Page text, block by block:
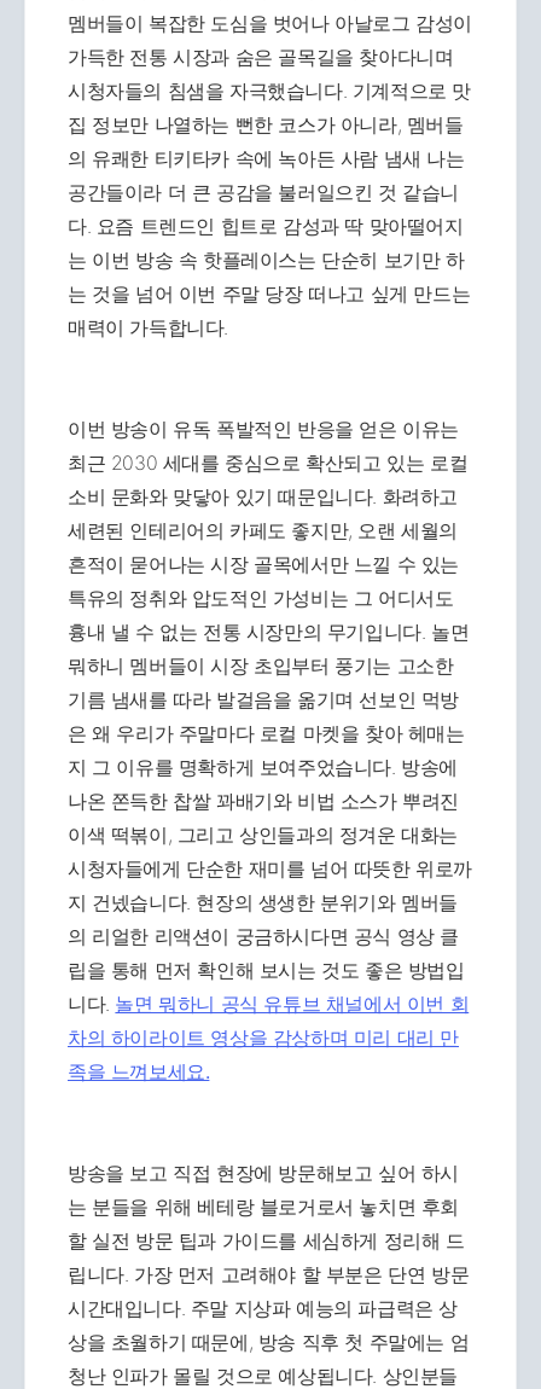
멤버들이 복잡한 도심을 벗어나 아날로그 감성이
가득한 전통 시장과 숨은 골목길을 찾아다니며
시청자들의 침샘을 자극했습니다. 기계적으로 맛
집 정보만 나열하는 뻔한 코스가 아니라, 멤버들
의 유쾌한 티키타카 속에 녹아든 사람 냄새 나는
공간들이라 더 큰 공감을 불러일으킨 것 같습니
다. 요즘 트렌드인 힙트로 감성과 딱 맞아떨어지
는 이번 방송 속 핫플레이스는 단순히 보기만 하
는 것을 넘어 이번 주말 당장 떠나고 싶게 만드는
매력이 가득합니다.
이번 방송이 유독 폭발적인 반응을 얻은 이유는
최근 2030 세대를 중심으로 확산되고 있는 로컬
소비 문화와 맞닿아 있기 때문입니다. 화려하고
세련된 인테리어의 카페도 좋지만, 오랜 세월의
흔적이 묻어나는 시장 골목에서만 느낄 수 있는
특유의 정취와 압도적인 가성비는 그 어디서도
흉내 낼 수 없는 전통 시장만의 무기입니다. 놀면
뭐하니 멤버들이 시장 초입부터 풍기는 고소한
기름 냄새를 따라 발걸음을 옮기며 선보인 먹방
은 왜 우리가 주말마다 로컬 마켓을 찾아 헤매는
지 그 이유를 명확하게 보여주었습니다. 방송에
나온 쫀득한 찹쌀 꽈배기와 비법 소스가 뿌려진
이색 떡볶이, 그리고 상인들과의 정겨운 대화는
시청자들에게 단순한 재미를 넘어 따뜻한 위로까
지 건넸습니다. 현장의 생생한 분위기와 멤버들
의 리얼한 리액션이 궁금하시다면 공식 영상 클
립을 통해 먼저 확인해 보시는 것도 좋은 방법입
니다. 놀면 뭐하니 공식 유튜브 채널에서 이번 회
차의 하이라이트 영상을 감상하며 미리 대리 만
족을 느껴보세요.
방송을 보고 직접 현장에 방문해보고 싶어 하시
는 분들을 위해 베테랑 블로거로서 놓치면 후회
할 실전 방문 팁과 가이드를 세심하게 정리해 드
립니다. 가장 먼저 고려해야 할 부분은 단연 방문
시간대입니다. 주말 지상파 예능의 파급력은 상
상을 초월하기 때문에, 방송 직후 첫 주말에는 엄
청난 인파가 몰릴 것으로 예상됩니다. 상인분들